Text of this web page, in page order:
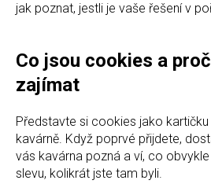
jak poznat, jestli je vaše řešení v
Co jsou cookies a
zajímat
Představte si cookies jako
kavárně. Když poprvé přijdete,
vás kavárna pozná a ví, co
slevu, kolikrát jste tam byli.